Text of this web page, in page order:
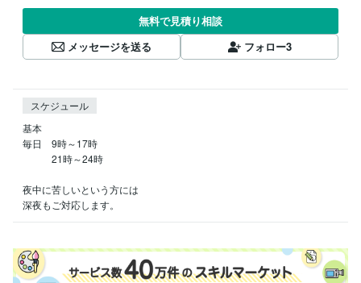
無料で見積り相談
メッセージを送る
フォロー3
スケジュール
基本
毎日　9時～17時
21時～24時
夜中に苦しいという方には
深夜もご対応します。